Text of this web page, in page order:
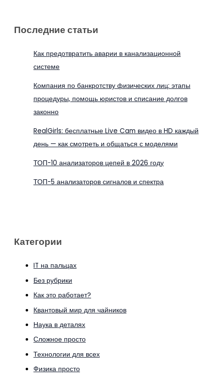
Последние статьи
Как предотвратить аварии в канализационной
системе
Компания по банкротству физических лиц: этапы
процедуры, помощь юристов и списание долгов
законно
RealGirls: бесплатные Live Cam видео в HD каждый
день — как смотреть и общаться с моделями
ТОП-10 анализаторов цепей в 2026 году
ТОП-5 анализаторов сигналов и спектра
Категории
IT на пальцах
Без рубрики
Как это работает?
Квантовый мир для чайников
Наука в деталях
Сложное просто
Технологии для всех
Физика просто